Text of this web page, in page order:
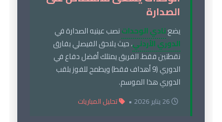
الصدارة
يضعنادي الوحداتنصب عينيه الصدارة في
الدوري الأردني، حيث يلاحق الفيصلي بفارق
نقطتين فقط. الفريق يمتلك أفضل دفاع في
الدوري (9 أهداف فقط) ويطمح للفوز بلقب
الدوري هذا الموسم.
26 يناير 2026 • تحليل المباريات